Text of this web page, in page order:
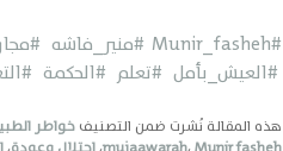
#Munir_fasheh #منير_فاشه
#العيش_بأمل #تعلم #الحكمة
هذه المقالة نُشرت ضمن التصنيف خواطر